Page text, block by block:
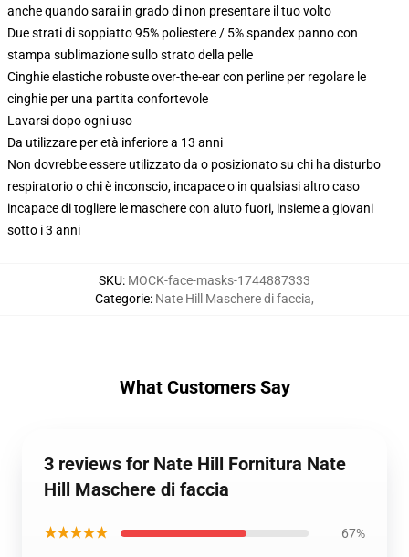
anche quando sarai in grado di non presentare il tuo volto
Due strati di soppiatto 95% poliestere / 5% spandex panno con
stampa sublimazione sullo strato della pelle
Cinghie elastiche robuste over-the-ear con perline per regolare le
cinghie per una partita confortevole
Lavarsi dopo ogni uso
Da utilizzare per età inferiore a 13 anni
Non dovrebbe essere utilizzato da o posizionato su chi ha disturbo
respiratorio o chi è inconscio, incapace o in qualsiasi altro caso
incapace di togliere le maschere con aiuto fuori, insieme a giovani
sotto i 3 anni
SKU: MOCK-face-masks-1744887333
Categorie: Nate Hill Maschere di faccia,
What Customers Say
3 reviews for Nate Hill Fornitura Nate
Hill Maschere di faccia
★★★★★ 67%